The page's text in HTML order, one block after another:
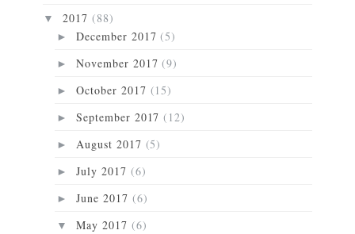
▼ 2017 (88)
► December 2017(5)
► November 2017(9)
► October 2017 (15)
► September 2017(12)
► August 2017 (5)
► July 2017 (6)
► June 2017 (6)
▼ May 2017 (6)